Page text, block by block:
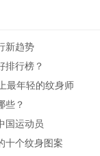
新趋势
排行榜？
最年轻的纹身师
些？
国运动员
十个纹身图案